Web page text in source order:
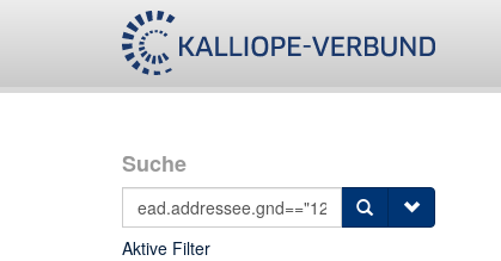
Suche
Aktive Filter